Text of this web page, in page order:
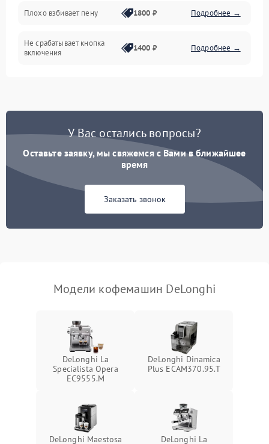
Программное обеспечение
Плохо взбивает пену 1800 ₽ Подробнее →
Не срабатывает кнопка
включения
1400 ₽ Подробнее →
Постоянные сбои в работе 1500 ₽ Подробнее →
У Вас остались вопросы?
Оставьте заявку, мы свяжемся с Вами в ближайшее
время
Заказать звонок
Модели кофемашин DeLonghi
DeLonghi La
Specialista Opera
EC9555.M
DeLonghi Dinamica
Plus ECAM370.95.T
DeLonghi Maestosa
DeLonghi La